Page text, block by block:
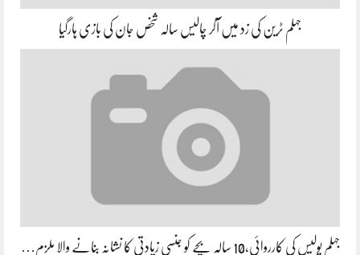
جہلم ٹرین کی زد میں آکر چالیس سالہ شخص جان کی بازی ہارگیا
جہلم پولیس کی کارروائی،10 سالہ بچے کو جنسی زیادتی کا نشانہ بنانے والا ملزم…